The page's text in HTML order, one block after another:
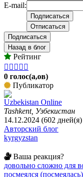
E-mail:
Подписаться
Назад в блог
Рейтинг
    
0 голос(а,ов)
Публикатор
Uzbekistan Online
Tashkent, Узбекистан
14.12.2024 (602 дней(я)
Авторский блог
kyrgyzstan
Ваша реакция?
довольно сложно для
посмеялся